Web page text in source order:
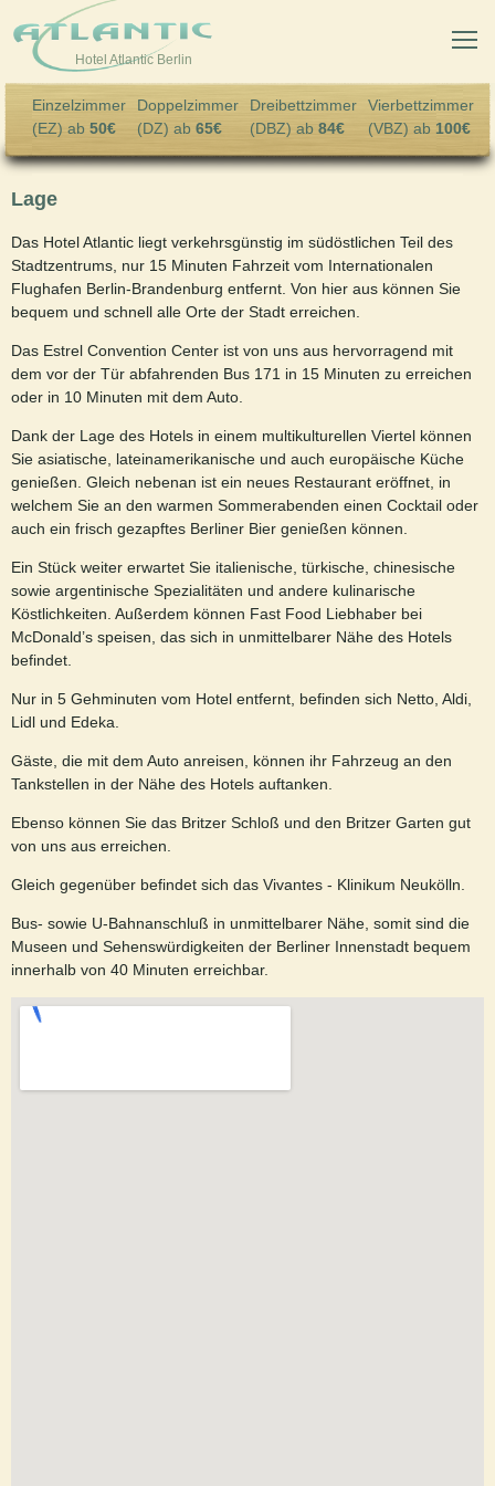
Skip to main content
Hotel Atlantic Berlin
Einzelzimmer
(EZ) ab 50€
Doppelzimmer
(DZ) ab 65€
Dreibettzimmer
(DBZ) ab 84€
Vierbettzimmer
(VBZ) ab 100€
Lage
Das Hotel Atlantic liegt verkehrsgünstig im südöstlichen Teil des
Stadtzentrums, nur 15 Minuten Fahrzeit vom Internationalen
Flughafen Berlin-Brandenburg entfernt. Von hier aus können Sie
bequem und schnell alle Orte der Stadt erreichen.
Das Estrel Convention Center ist von uns aus hervorragend mit
dem vor der Tür abfahrenden Bus 171 in 15 Minuten zu erreichen
oder in 10 Minuten mit dem Auto.
Dank der Lage des Hotels in einem multikulturellen Viertel können
Sie asiatische, lateinamerikanische und auch europäische Küche
genießen. Gleich nebenan ist ein neues Restaurant eröffnet, in
welchem Sie an den warmen Sommerabenden einen Cocktail oder
auch ein frisch gezapftes Berliner Bier genießen können.
Ein Stück weiter erwartet Sie italienische, türkische, chinesische
sowie argentinische Spezialitäten und andere kulinarische
Köstlichkeiten. Außerdem können Fast Food Liebhaber bei
McDonald’s speisen, das sich in unmittelbarer Nähe des Hotels
befindet.
Nur in 5 Gehminuten vom Hotel entfernt, befinden sich Netto, Aldi,
Lidl und Edeka.
Gäste, die mit dem Auto anreisen, können ihr Fahrzeug an den
Tankstellen in der Nähe des Hotels auftanken.
Ebenso können Sie das Britzer Schloß und den Britzer Garten gut
von uns aus erreichen.
Gleich gegenüber befindet sich das Vivantes - Klinikum Neukölln.
Bus- sowie U-Bahnanschluß in unmittelbarer Nähe, somit sind die
Museen und Sehenswürdigkeiten der Berliner Innenstadt bequem
innerhalb von 40 Minuten erreichbar.